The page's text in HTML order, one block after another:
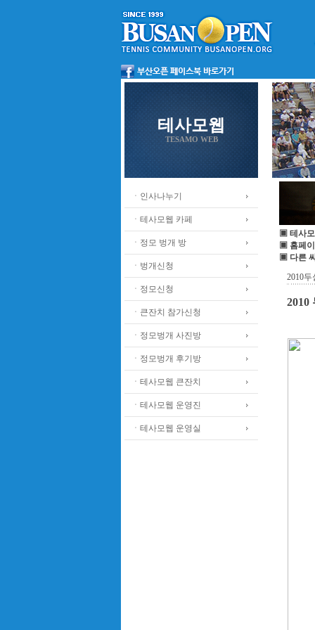
테사모웹
TESAMO WEB
ㆍ인사나누기
ㆍ테사모웹 카페
ㆍ정모 벙개 방
ㆍ벙개신청
ㆍ정모신청
ㆍ큰잔치 참가신청
ㆍ정모벙개 사진방
ㆍ정모벙개 후기방
ㆍ테사모웹 큰잔치
ㆍ테사모웹 운영진
ㆍ테사모웹 운영실
▣ 테사
▣ 홈페
▣ 다른
2010
2010